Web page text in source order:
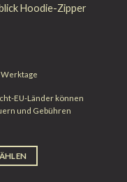
Hoodie-Zipper
Werktage
EU-Länder können
und Gebühren